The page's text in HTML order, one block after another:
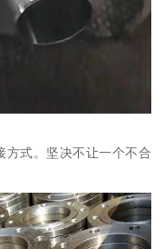
方式。坚决不让一个不合